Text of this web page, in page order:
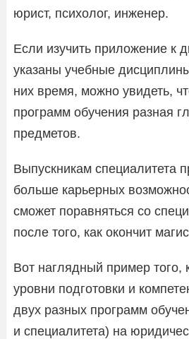
юрист, психолог, инженер.
Если изучить приложение к
указаны учебные
них время, можно увидеть,
программ обучения разная
предметов.
Выпускникам специалитета
больше карьерных
сможет поравняться со
после того, как окончит
Вот наглядный пример того,
уровни подготовки и
двух разных программ
и специалитета) на